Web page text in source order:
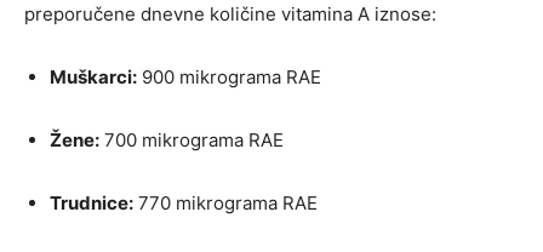
preporučene dnevne količine vitamina A iznose:
Muškarci: 900 mikrograma RAE
Žene: 700 mikrograma RAE
Trudnice: 770 mikrograma RAE